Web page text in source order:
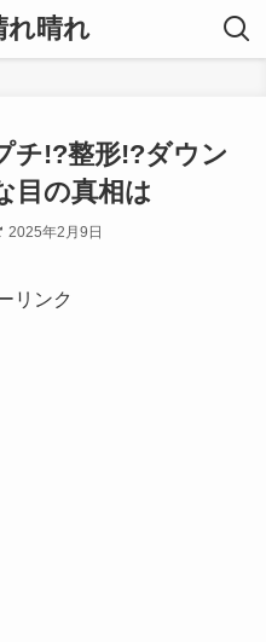
れ晴れ
チ!?整形!?ダウン
目の真相は
2025年2月9日
リンク